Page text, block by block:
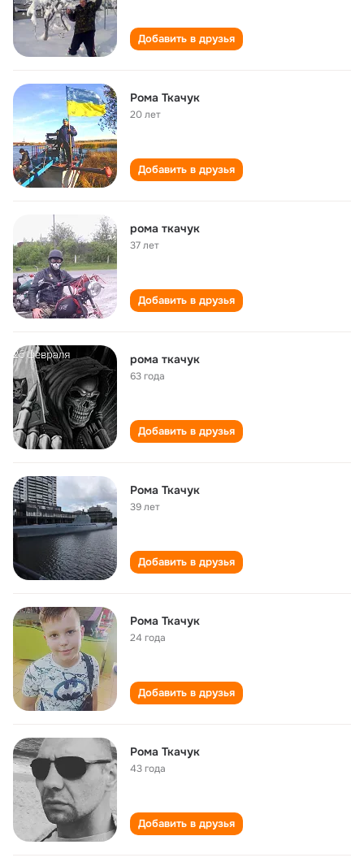
Добавить в друзья
Рома Ткачук
20 лет
Добавить в друзья
рома ткачук
37 лет
Добавить в друзья
рома ткачук
63 года
Добавить в друзья
Рома Ткачук
39 лет
Добавить в друзья
Рома Ткачук
24 года
Добавить в друзья
Рома Ткачук
43 года
Добавить в друзья